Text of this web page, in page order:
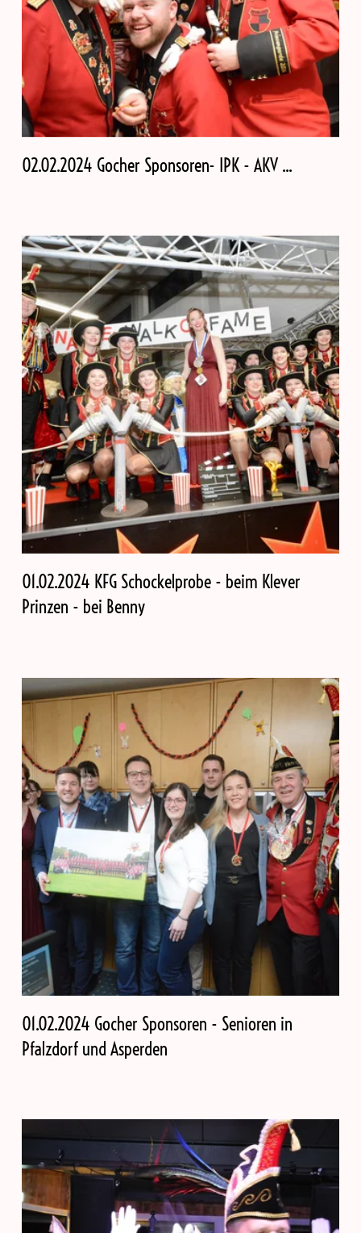
02.02.2024 Gocher Sponsoren- IPK - AKV ...
01.02.2024 KFG Schockelprobe - beim Klever
Prinzen - bei Benny
01.02.2024 Gocher Sponsoren - Senioren in
Pfalzdorf und Asperden